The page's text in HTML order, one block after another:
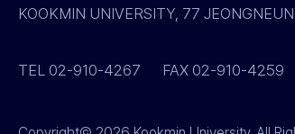
KOOKMIN UNIVERSITY, 77
TEL 02-910-4267 FAX 02-910-4259